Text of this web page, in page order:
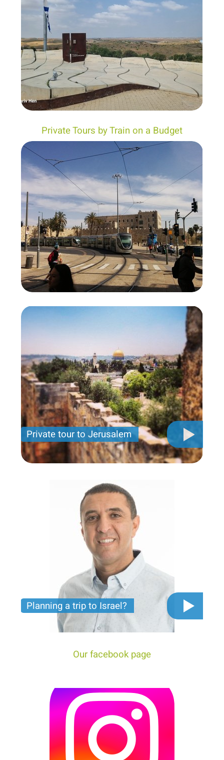
Private Tours by Train on a Budget
Private tour to Jerusalem
Private tour for only 790 USD
Planning a trip to Israel?
The video you must see before you start planning
tour trip to Israel!
Our facebook page